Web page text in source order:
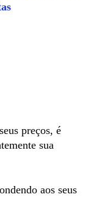
preços, é
sua
aos seus